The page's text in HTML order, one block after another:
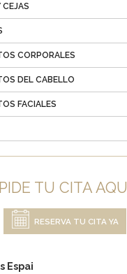
CEJAS
CORPORALES
DEL CABELLO
FACIALES
PIDE TU CITA AQUÍ
RESERVA TU CITA YA
Espai